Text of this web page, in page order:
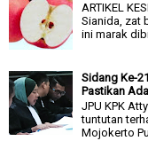
ARTIKEL
Sianida, zat
ini marak
Sidang Ke-
Pastikan
JPU KPK
tuntutan
Mojokerto